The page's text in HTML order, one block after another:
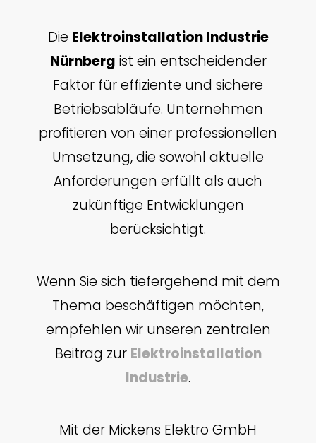
Die Elektroinstallation Industrie
Nürnberg ist ein entscheidender
Faktor für effiziente und sichere
Betriebsabläufe. Unternehmen
profitieren von einer professionellen
Umsetzung, die sowohl aktuelle
Anforderungen erfüllt als auch
zukünftige Entwicklungen
berücksichtigt.
Wenn Sie sich tiefergehend mit dem
Thema beschäftigen möchten,
empfehlen wir unseren zentralen
Beitrag zur Elektroinstallation
Industrie.
Mit der Mickens Elektro GmbH